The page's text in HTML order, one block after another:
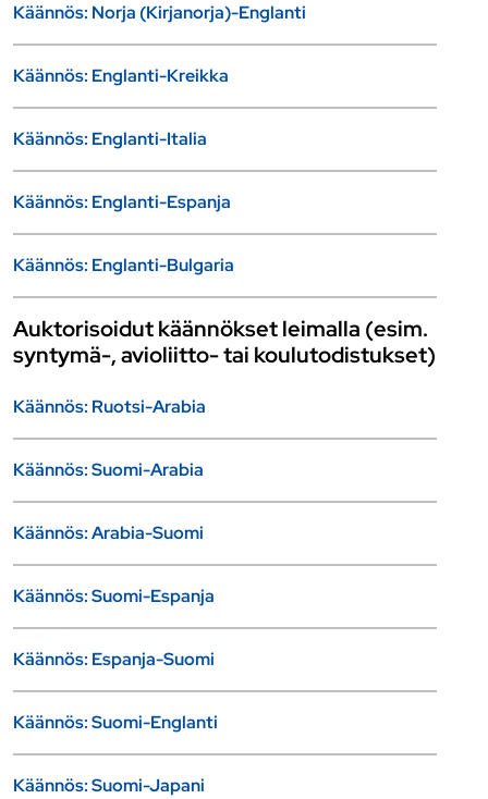
Käännös: Norja (Kirjanorja)-Englanti
Käännös: Englanti-Kreikka
Käännös: Englanti-Italia
Käännös: Englanti-Espanja
Käännös: Englanti-Bulgaria
Auktorisoidut käännökset leimalla (esim.
syntymä-, avioliitto- tai koulutodistukset)
Käännös: Ruotsi-Arabia
Käännös: Suomi-Arabia
Käännös: Arabia-Suomi
Käännös: Suomi-Espanja
Käännös: Espanja-Suomi
Käännös: Suomi-Englanti
Käännös: Suomi-Japani